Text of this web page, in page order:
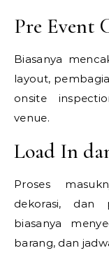
Pre Event
Biasanya
layout,
onsite
venue.
Load In
Proses
dekorasi, dan
biasanya
barang, dan